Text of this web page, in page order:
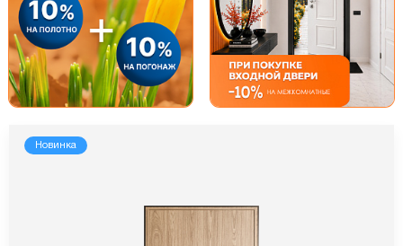
Новинка